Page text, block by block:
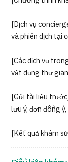
[Dịch vụ
và phiên dịch tại
[Các dịch vụ
vật dụng thư
[Gửi tài liệu
lưu ý, đơn đồng ý,
[Kết quả khám